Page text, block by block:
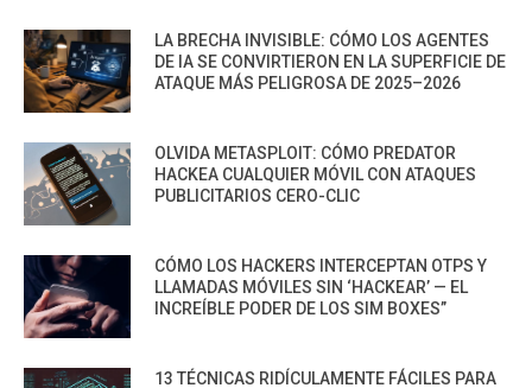
LA BRECHA INVISIBLE: CÓMO LOS AGENTES
DE IA SE CONVIRTIERON EN LA SUPERFICIE DE
ATAQUE MÁS PELIGROSA DE 2025–2026
OLVIDA METASPLOIT: CÓMO PREDATOR
HACKEA CUALQUIER MÓVIL CON ATAQUES
PUBLICITARIOS CERO-CLIC
CÓMO LOS HACKERS INTERCEPTAN OTPS Y
LLAMADAS MÓVILES SIN ‘HACKEAR’ — EL
INCREÍBLE PODER DE LOS SIM BOXES”
13 TÉCNICAS RIDÍCULAMENTE FÁCILES PARA